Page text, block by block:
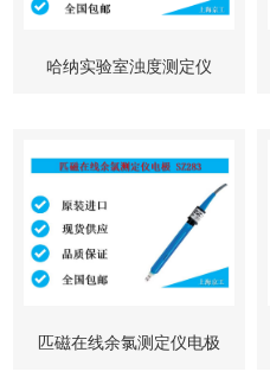
哈纳实验室浊度测定仪
匹磁在线余氯测定仪电极